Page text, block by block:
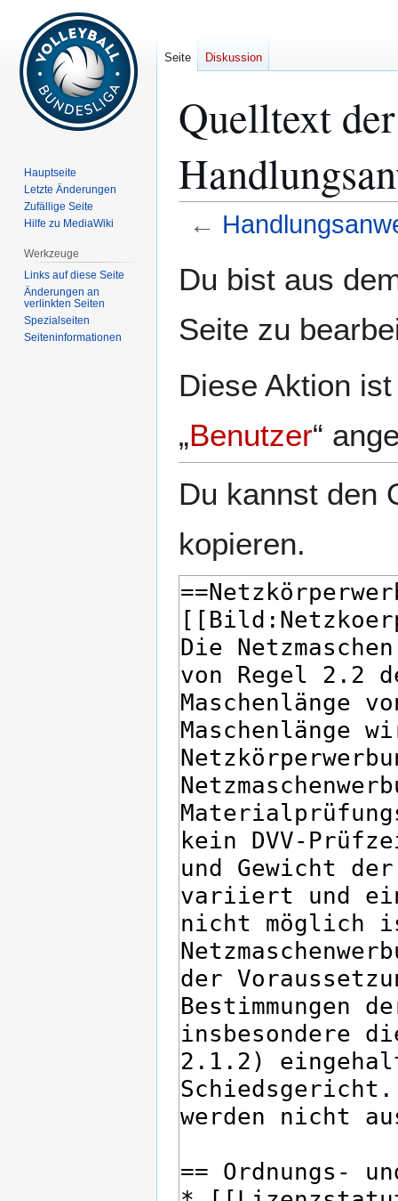
Quelltext
←
Navigation
Suche
Du bist aus
Seite zu
Diese Aktion
„Benutzer“
Du kannst den
kopieren.
Seite Diskussion
Hauptseite
Letzte Änderungen
Zufällige Seite
Hilfe zu MediaWiki
Werkzeuge
Links auf diese Seite
Änderungen an
verlinkten Seiten
Spezialseiten
Seiten­­informationen